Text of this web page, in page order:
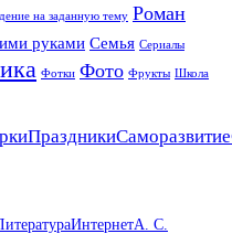
на заданную тему Роман
руками Семья Сериалы
Фотки Фото Фрукты Школа
ПраздникиСаморазвитие
ИнтернетА. С.